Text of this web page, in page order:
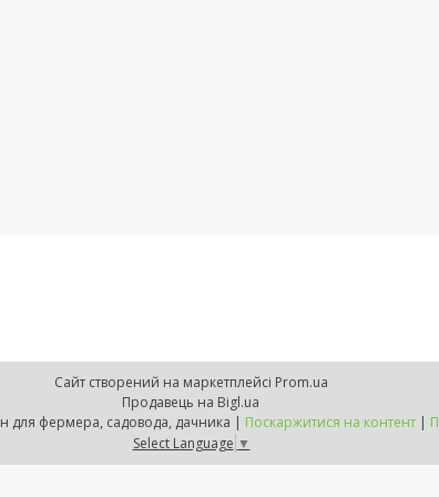
Сайт створений на маркетплейсі Prom.ua
Продавець на Bigl.ua
ZELENSVIT.COM — інтернет магазин для фермера, садовода, дачника | Поскаржитися на контент |
Select Language ▼